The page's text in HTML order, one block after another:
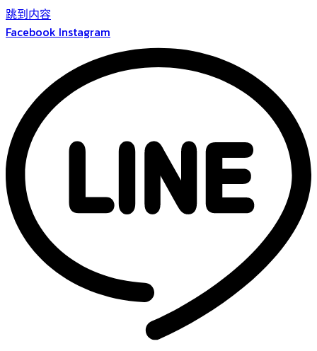
跳到内容
Facebook Instagram